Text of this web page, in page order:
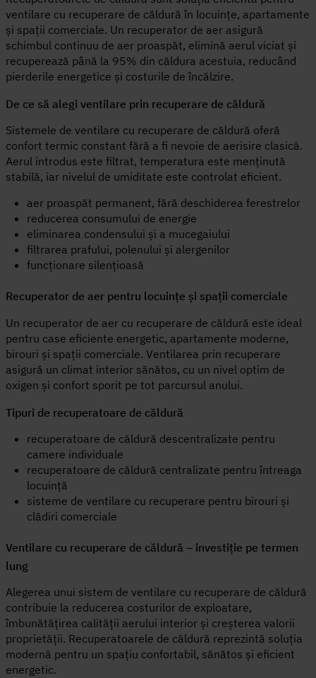
ventilare cu recuperare de căldură în locuințe, apartamente
și spații comerciale. Un recuperator de aer asigură
schimbul continuu de aer proaspăt, elimină aerul viciat și
recuperează până la 95% din căldura acestuia, reducând
pierderile energetice și costurile de încălzire.
De ce să alegi ventilare prin recuperare de căldură
Sistemele de ventilare cu recuperare de căldură oferă
confort termic constant fără a fi nevoie de aerisire clasică.
Aerul introdus este filtrat, temperatura este menținută
stabilă, iar nivelul de umiditate este controlat eficient.
aer proaspăt permanent, fără deschiderea ferestrelor
reducerea consumului de energie
eliminarea condensului și a mucegaiului
filtrarea prafului, polenului și alergenilor
funcționare silențioasă
Recuperator de aer pentru locuințe și spații comerciale
Un recuperator de aer cu recuperare de căldură este ideal
pentru case eficiente energetic, apartamente moderne,
birouri și spații comerciale. Ventilarea prin recuperare
asigură un climat interior sănătos, cu un nivel optim de
oxigen și confort sporit pe tot parcursul anului.
Tipuri de recuperatoare de căldură
recuperatoare de căldură descentralizate pentru
camere individuale
recuperatoare de căldură centralizate pentru întreaga
locuință
sisteme de ventilare cu recuperare pentru birouri și
clădiri comerciale
Ventilare cu recuperare de căldură – investiție pe termen
lung
Alegerea unui sistem de ventilare cu recuperare de căldură
contribuie la reducerea costurilor de exploatare,
îmbunătățirea calității aerului interior și creșterea valorii
proprietății. Recuperatoarele de căldură reprezintă soluția
modernă pentru un spațiu confortabil, sănătos și eficient
energetic.